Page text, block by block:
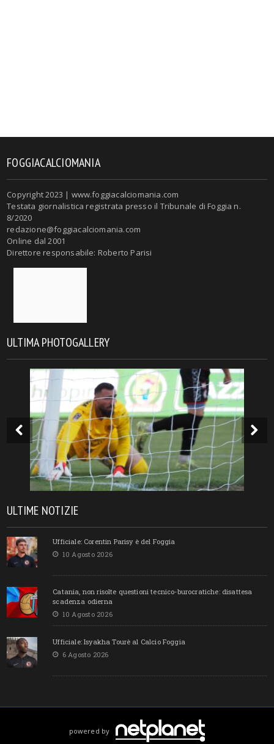
FOGGIACALCIOMANIA
Copyright 2023 | www.foggiacalciomania.com
Testata giornalistica registrata presso il Tribunale di Foggia n.
8/2020
redazione@foggiacalciomania.com
Online dal 2001
Direttore responsabile: Roberto Parisi
ULTIMA PHOTOGALLERY
ULTIME NOTIZIE
Ufficiale: Corentin Parisy è del Foggia
10 Agosto 2026
Catania, non risolte questioni tecnico-burocratiche: disattesa
scadenza odierna
10 Agosto 2026
Ufficiale: Isyakha Tourè al Calcio Foggia
6 Agosto 2026
powered by